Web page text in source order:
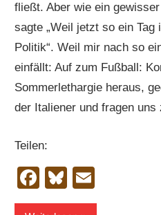
fließt. Aber wie ein
sagte „Weil jetzt so ein
Politik“. Weil mir nach so
einfällt: Auf zum Fußball:
Sommerlethargie heraus,
der Italiener und fragen uns
Teilen:
Facebook
Bluesky